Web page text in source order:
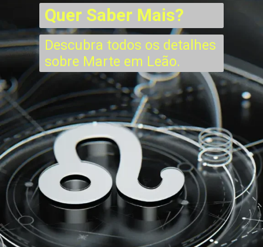
Quer Saber Mais?
Descubra todos os detalhes
sobre Marte em Leão.